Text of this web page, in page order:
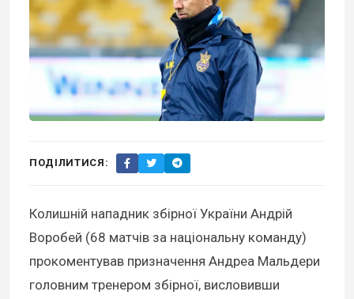
ПОДІЛИТИСЯ:
Колишній нападник збірної України Андрій
Воробей (68 матчів за національну команду)
прокоментував призначення Андреа Мальдери
головним тренером збірної, висловивши